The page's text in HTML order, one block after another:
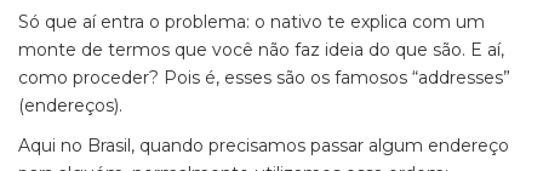
Só que aí entra o problema: o nativo te explica com um
monte de termos que você não faz ideia do que são. E aí,
como proceder? Pois é, esses são os famosos “addresses”
(endereços).
Aqui no Brasil, quando precisamos passar algum endereço